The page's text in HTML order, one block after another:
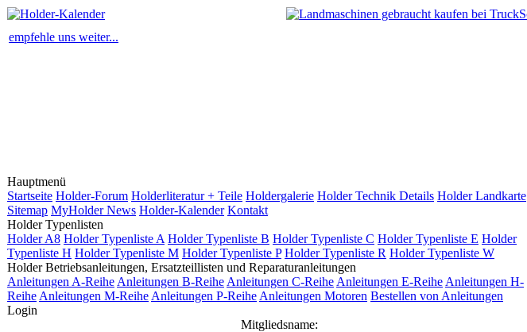
empfehle uns weiter...
Hauptmenü
Startseite Holder-Forum Holderliteratur + Teile Holdergalerie Holder Technik Details Holder Landkarte
Sitemap MyHolder News Holder-Kalender Kontakt
Holder Typenlisten
Holder A8 Holder Typenliste A Holder Typenliste B Holder Typenliste C Holder Typenliste E Holder
Typenliste H Holder Typenliste M Holder Typenliste P Holder Typenliste R Holder Typenliste W
Holder Betriebsanleitungen, Ersatzteillisten und Reparaturanleitungen
Anleitungen A-Reihe Anleitungen B-Reihe Anleitungen C-Reihe Anleitungen E-Reihe Anleitungen H-
Reihe Anleitungen M-Reihe Anleitungen P-Reihe Anleitungen Motoren Bestellen von Anleitungen
Login
Mitgliedsname: